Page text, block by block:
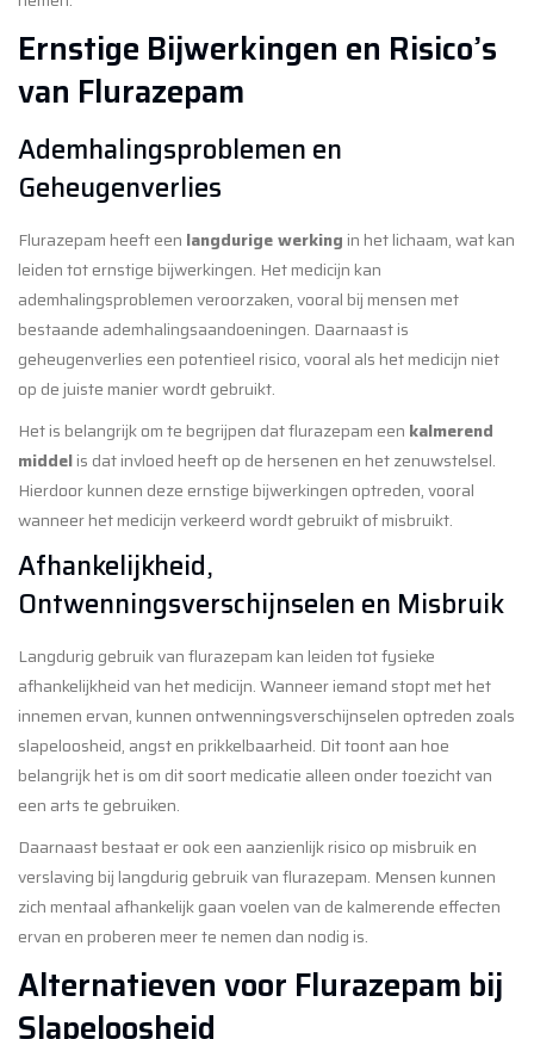
Ernstige Bijwerkingen en Risico’s
van Flurazepam
Ademhalingsproblemen en
Geheugenverlies
Flurazepam heeft een langdurige werking in het lichaam, wat kan
leiden tot ernstige bijwerkingen. Het medicijn kan
ademhalingsproblemen veroorzaken, vooral bij mensen met
bestaande ademhalingsaandoeningen. Daarnaast is
geheugenverlies een potentieel risico, vooral als het medicijn niet
op de juiste manier wordt gebruikt.
Het is belangrijk om te begrijpen dat flurazepam een kalmerend
middelis dat invloed heeft op de hersenen en het zenuwstelsel.
Hierdoor kunnen deze ernstige bijwerkingen optreden, vooral
wanneer het medicijn verkeerd wordt gebruikt of misbruikt.
Afhankelijkheid,
Ontwenningsverschijnselen en Misbruik
Langdurig gebruik van flurazepam kan leiden tot fysieke
afhankelijkheid van het medicijn. Wanneer iemand stopt met het
innemen ervan, kunnen ontwenningsverschijnselen optreden zoals
slapeloosheid, angst en prikkelbaarheid. Dit toont aan hoe
belangrijk het is om dit soort medicatie alleen onder toezicht van
een arts te gebruiken.
Daarnaast bestaat er ook een aanzienlijk risico op misbruik en
verslaving bij langdurig gebruik van flurazepam. Mensen kunnen
zich mentaal afhankelijk gaan voelen van de kalmerende effecten
ervan en proberen meer te nemen dan nodig is.
Alternatieven voor Flurazepam bij
Slapeloosheid